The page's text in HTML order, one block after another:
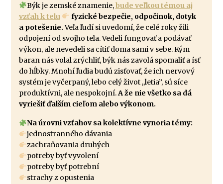
Býk je zemské znamenie,bude veľkou témou aj
vzťah k telu
fyzické bezpečie, odpočinok, dotyk
a potešenie.Veľa ľudí si uvedomí, že celé roky žili
odpojení od svojho tela. Vedeli fungovať a podávať
výkon, ale nevedeli sa cítiť doma sami v sebe. Kým
baran nás volal zrýchliť, býk nás zavolá spomaliť a ísť
do hĺbky. Mnohí ľudia budú zisťovať, že ich nervový
systém je vyčerpaný, lebo celý život ,,letia”, sú síce
produktívni, ale nespokojní.A že nie všetko sa dá
vyriešiť ďalším cieľom alebo výkonom.
Na úrovni vzťahov sa kolektívne vynoria témy:
jednostranného dávania
zachraňovania druhých
potreby byť vyvolení
potreby byť potrební
strachy z opustenia